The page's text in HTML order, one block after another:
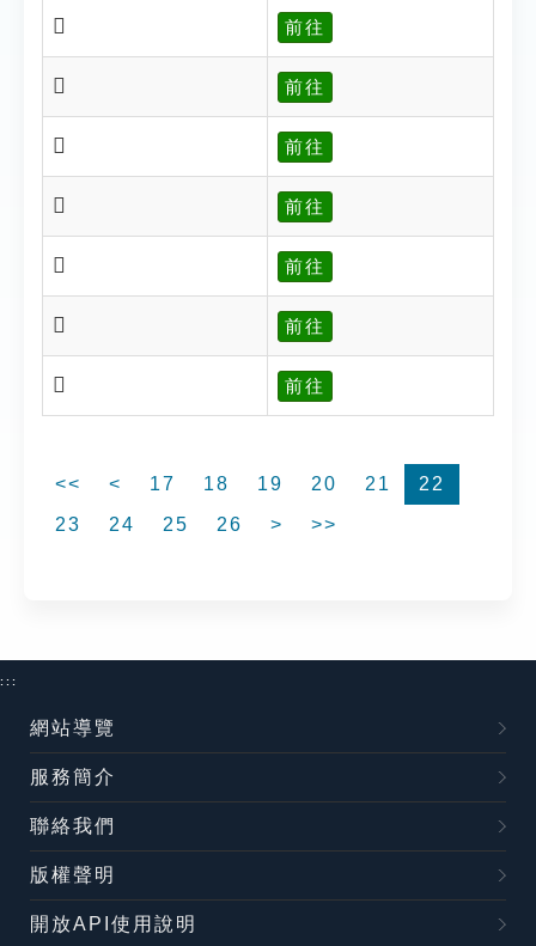
𤚱 前往
𤚲 前往
𤚳 前往
𤚴 前往
𤚶 前往
𤚼 前往
𤚽 前往
<< < 17 18 19 20 21
22
23
24 25 26 > >>
:::
網站導覽
服務簡介
聯絡我們
版權聲明
開放API使用說明